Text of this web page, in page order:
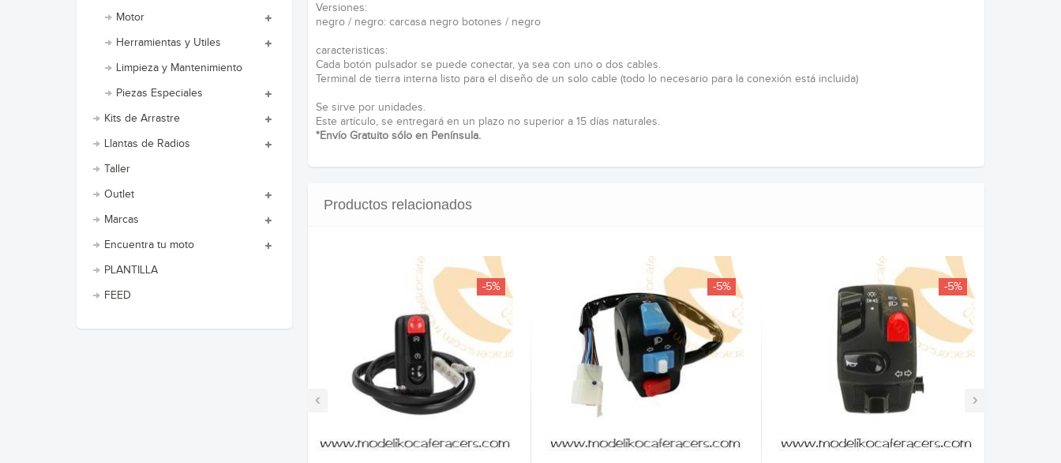
Motor
Herramientas y Utiles
Limpieza y Mantenimiento
Piezas Especiales
Kits de Arrastre
Llantas de Radios
Taller
Outlet
Marcas
Encuentra tu moto
PLANTILLA
FEED
Versiones:
negro / negro: carcasa negro botones / negro
caracteristicas:
Cada botón pulsador se puede conectar, ya sea con uno o dos cables.
Terminal de tierra interna listo para el diseño de un solo cable (todo lo necesario para la conexión está incluida)
Se sirve por unidades.
Este artículo, se entregará en un plazo no superior a 15 días naturales.
*Envío Gratuito sólo en Península.
Productos relacionados
‹ ›
-5% -5% -5%